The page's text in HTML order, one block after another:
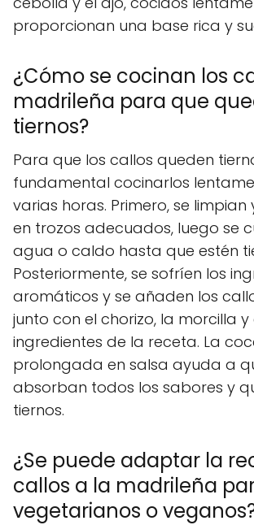
proporcionan una base rica y
¿Cómo se cocinan los
madrileña para que
tiernos?
Para que los callos queden
fundamental cocinarlos
varias horas. Primero, se limpian
en trozos adecuados, luego se
agua o caldo hasta que estén
Posteriormente, se sofríen los
aromáticos y se añaden los
junto con el chorizo, la morcilla y
ingredientes de la receta. La
prolongada en salsa ayuda a
absorban todos los sabores y
tiernos.
¿Se puede adaptar la
callos a la madrileña
vegetarianos o